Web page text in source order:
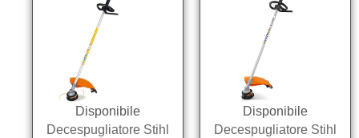
Disponibile
Decespugliatore Stihl
Disponibile
Decespugliatore Stihl